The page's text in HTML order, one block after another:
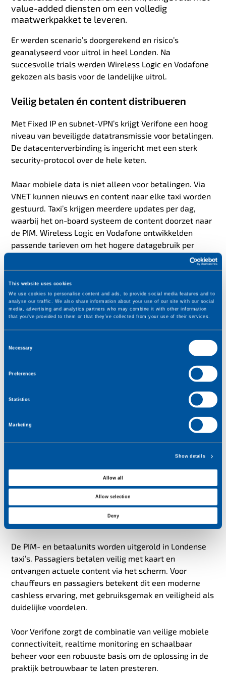
This website uses cookies
We use cookies to personalise content and ads, to provide social media features and to
analyse our traffic. We also share information about your use of our site with our social
media, advertising and analytics partners who may combine it with other information
that you’ve provided to them or that they’ve collected from your use of their services.
Necessary
Preferences
Statistics
Marketing
Show details
Allow all
Allow selection
Deny
value-added diensten om een volledig
maatwerkpakket te leveren.
Er werden scenario’s doorgerekend en risico’s
geanalyseerd voor uitrol in heel Londen. Na
succesvolle trials werden Wireless Logic en Vodafone
gekozen als basis voor de landelijke uitrol.
Veilig betalen én content distribueren
Met Fixed IP en subnet-VPN’s krijgt Verifone een hoog
niveau van beveiligde datatransmissie voor betalingen.
De datacenterverbinding is ingericht met een sterk
security-protocol over de hele keten.
Maar mobiele data is niet alleen voor betalingen. Via
VNET kunnen nieuws en content naar elke taxi worden
gestuurd. Taxi’s krijgen meerdere updates per dag,
waarbij het on-board systeem de content doorzet naar
de PIM. Wireless Logic en Vodafone ontwikkelden
passende tarieven om het hogere datagebruik per
Grip op provisioning en verbruik
Tijdens de uitrol blijken twee onderdelen extra
een provisioning systeem waarmee Verifone SIM’s
kan activeren en beheren op het moment van
NetFlow, dat realtime inzicht geeft in dataverbruik
per SIM, essentieel bij hoge datastromen om
kosten onder controle te houden.
Het resultaat
De PIM- en betaalunits worden uitgerold in Londense
taxi’s. Passagiers betalen veilig met kaart en
ontvangen actuele content via het scherm. Voor
chauffeurs en passagiers betekent dit een moderne
cashless ervaring, met gebruiksgemak en veiligheid als
duidelijke voordelen.
Voor Verifone zorgt de combinatie van veilige mobiele
connectiviteit, realtime monitoring en schaalbaar
beheer voor een robuuste basis om de oplossing in de
praktijk betrouwbaar te laten presteren.